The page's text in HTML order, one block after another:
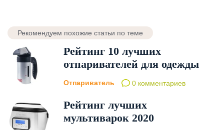
Рекомендуем похожие статьи по теме
Рейтинг 10 лучших
отпаривателей для одежды
Отпариватель 0 комментариев
Рейтинг лучших
мультиварок 2020